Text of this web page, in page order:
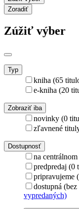
Zoradiť
Zúžiť výber
Typ
kniha (65
e-kniha (20
Zobraziť iba
novinky (0
zľavnené
Dostupnosť
na
predpredaj (0
pripravujeme
dostupná
vypredaných)